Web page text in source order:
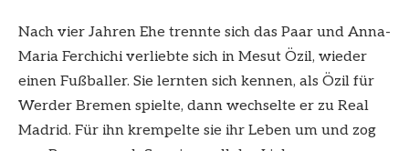
Nach vier Jahren Ehe trennte sich das Paar und Anna-
Maria Ferchichi verliebte sich in Mesut Özil, wieder
einen Fußballer. Sie lernten sich kennen, als Özil für
Werder Bremen spielte, dann wechselte er zu Real
Madrid. Für ihn krempelte sie ihr Leben um und zog